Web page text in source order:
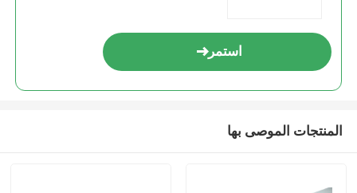
استمر
المنتجات الموصى بها